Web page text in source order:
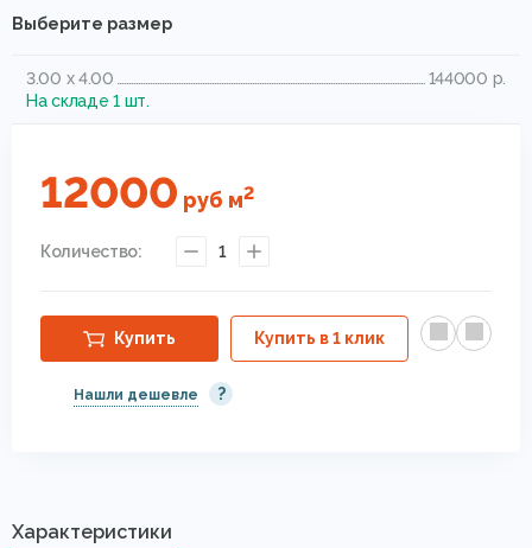
Выберите размер
3.00 x 4.00
144000 р.
На складе 1 шт.
12000 руб м2
Количество: 1
Купить Купить в 1 клик
Нашли дешевле ?
Характеристики